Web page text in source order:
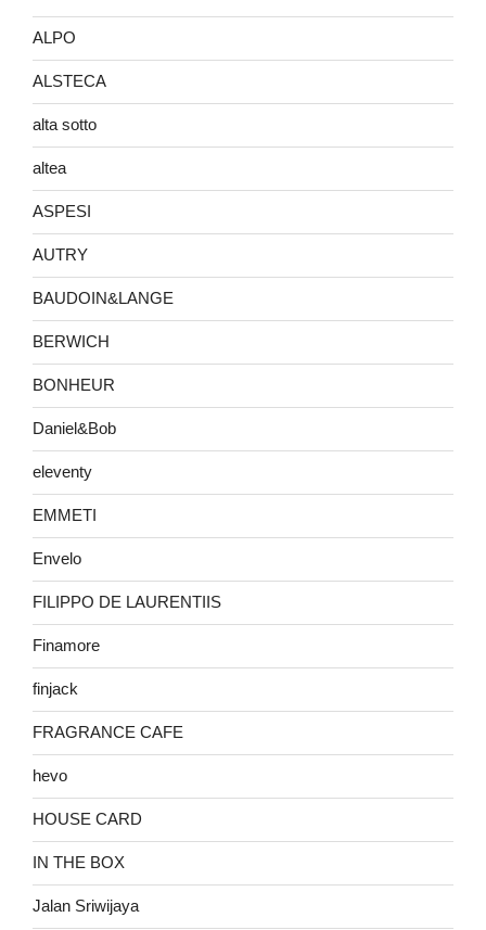
ALPO
ALSTECA
alta sotto
altea
ASPESI
AUTRY
BAUDOIN&LANGE
BERWICH
BONHEUR
Daniel&Bob
eleventy
EMMETI
Envelo
FILIPPO DE LAURENTIIS
Finamore
finjack
FRAGRANCE CAFE
hevo
HOUSE CARD
IN THE BOX
Jalan Sriwijaya